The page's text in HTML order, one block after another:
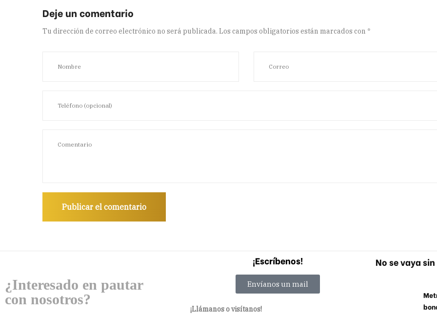
Tu dirección de correo electrónico no será publicada. Los campos obligatorios están marcados con *
¿Interesado en pautar
con nosotros?
¡Escríbenos!
Envíanos un mail
¡Llámanos o visítanos!
No se vaya